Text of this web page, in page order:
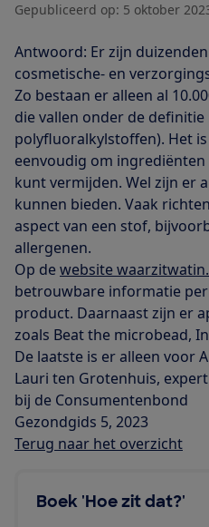
Gepubliceerd op: 5 oktober
Antwoord: Er zijn
cosmetische- en
Zo bestaan er alleen al
die vallen onder de definitie
polyfluoralkylstoffen). Het
eenvoudig om
kunt vermijden. Wel zijn er
kunnen bieden. Vaak
aspect van een stof,
allergenen.
Op dewebsite
betrouwbare informatie
product. Daarnaast zijn er
zoals Beat the microbead,
De laatste is er alleen voor
Lauri ten Grotenhuis,
bij de Consumentenbond
Gezondgids 5, 2023
Terug naar het overzicht
Boek 'Hoe zit dat?'